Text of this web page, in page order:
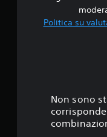
Politica su
Non sono